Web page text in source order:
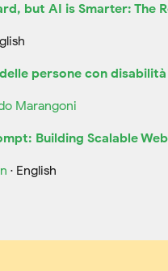
but AI is Smarter: The
persone con
Marangoni
Building Scalable
· English